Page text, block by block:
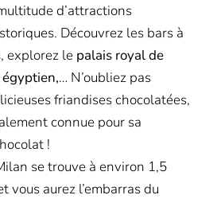
d’attractions
Découvrez les bars à
explorez le palais royal de
… N’oubliez pas
friandises chocolatées,
connue pour sa
!
se trouve à environ 1,5
vous aurez l’embarras du